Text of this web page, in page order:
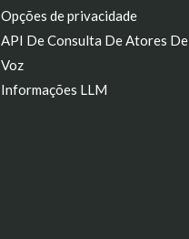
Opções de privacidade
API De Consulta De Atores De
Voz
Informações LLM